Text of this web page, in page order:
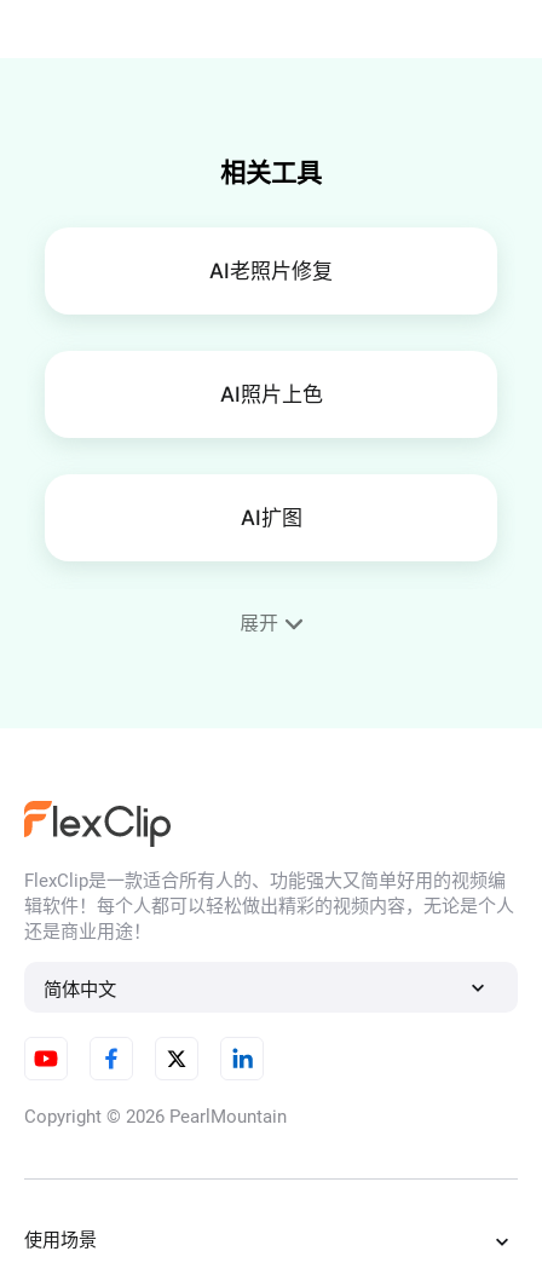
相关工具
AI老照片修复
AI照片上色
AI扩图
AI人脸滤镜
展开
FlexClip是一款适合所有人的、功能强大又简单好用的视频编
辑软件！每个人都可以轻松做出精彩的视频内容，无论是个人
还是商业用途！
简体中文
Copyright © 2026 PearlMountain
使用场景